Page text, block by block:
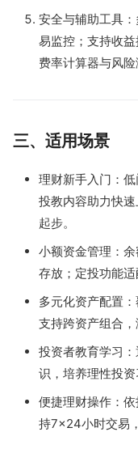
安全与辅助工具
易监控；支持收
费率计算器与风险
三、适用场景
理财新手入门：
投教内容助力快
起步。
小额资金管理：
存放；定投功能适
多元化资产配置
支持跨资产组合，
投资者教育学习
识，培养理性投资
便捷理财操作：
持7×24小时交易